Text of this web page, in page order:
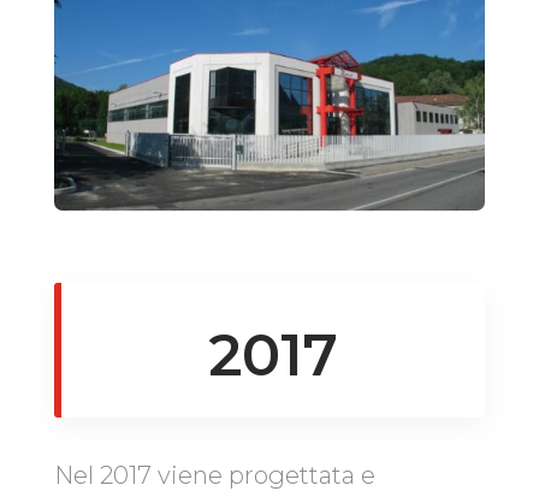
2017
Nel 2017 viene progettata e